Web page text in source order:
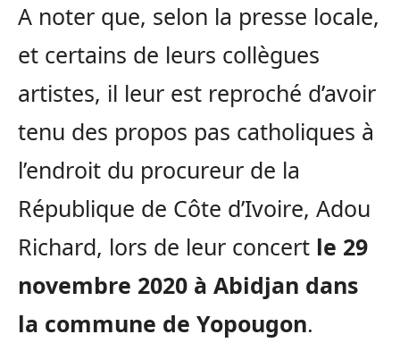
A noter que, selon la presse locale,
et certains de leurs collègues
artistes, il leur est reproché d’avoir
tenu des propos pas catholiques à
l’endroit du procureur de la
République de Côte d’Ivoire, Adou
Richard, lors de leur concert le 29
novembre 2020 à Abidjan dans
la commune de Yopougon.